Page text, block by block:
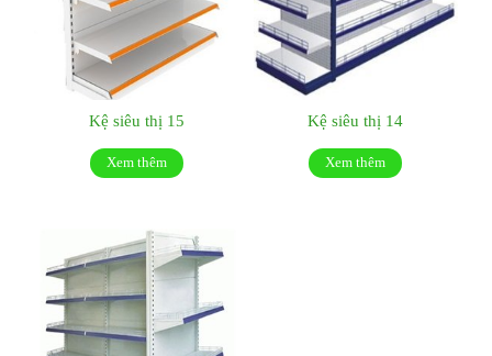
Kệ siêu thị 15
Xem thêm
Kệ siêu thị 14
Xem thêm